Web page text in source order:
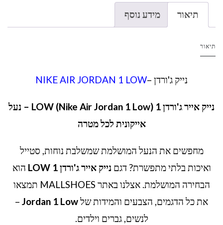
תיאור מידע נוסף
תיאור
נייק ג'ורדן –NIKE AIR JORDAN 1 LOW
נייק אייר ג'ורדן 1 LOW (Nike Air Jordan 1 Low) – נעל
אייקונית לכל מטרה
מחפשים את הנעל המושלמת שמשלבת נוחות, סטייל
ואיכות בלתי מתפשרת? דגם נייק אייר ג'ורדן 1 LOW
הוא
הבחירה המושלמת. אצלנו באתר MALLSHOES תמצאו
את כל הדגמים, הצבעים והמידות שלJordan 1 Low
–
לנשים, גברים וילדים.